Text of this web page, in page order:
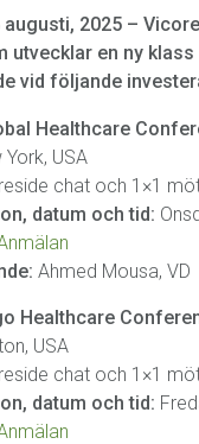
2025 –
utvecklar en ny
vid följande
Healthcare
York, USA
chat och 1×1
datum och tid:
Ahmed Mousa, VD
Healthcare
USA
chat och 1×1
datum och tid: